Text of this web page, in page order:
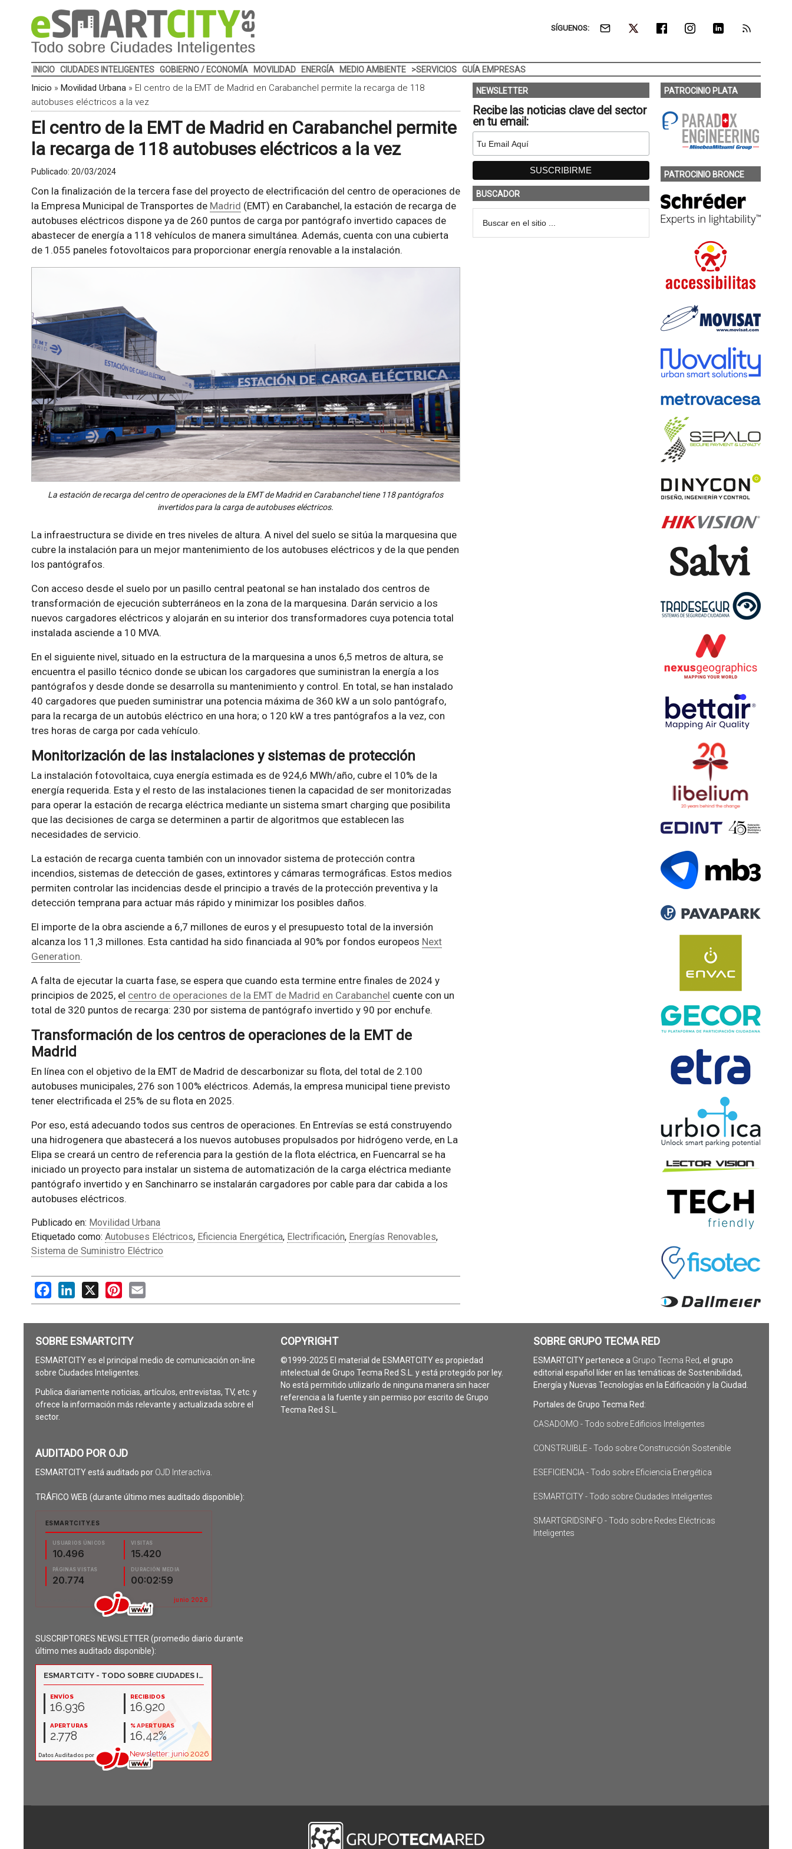
SÍGUENOS:
INICIO CIUDADES INTELIGENTES GOBIERNO / ECONOMÍA MOVILIDAD ENERGÍA MEDIO AMBIENTE >SERVICIOS GUÍA EMPRESAS
Inicio » Movilidad Urbana» El centro de la EMT de Madrid en Carabanchel permite la recarga de 118
autobuses eléctricos a la vez
El centro de la EMT de Madrid en Carabanchel permite
la recarga de 118 autobuses eléctricos a la vez
Publicado: 20/03/2024
Con la finalización de la tercera fase del proyecto de electrificación del centro de operaciones de
la Empresa Municipal de Transportes de Madrid (EMT) en Carabanchel, la estación de recarga de
autobuses eléctricos dispone ya de 260 puntos de carga por pantógrafo invertido capaces de
abastecer de energía a 118 vehículos de manera simultánea. Además, cuenta con una cubierta
de 1.055 paneles fotovoltaicos para proporcionar energía renovable a la instalación.
La estación de recarga del centro de operaciones de la EMT de Madrid en Carabanchel tiene 118 pantógrafos
invertidos para la carga de autobuses eléctricos.
La infraestructura se divide en tres niveles de altura. A nivel del suelo se sitúa la marquesina que
cubre la instalación para un mejor mantenimiento de los autobuses eléctricos y de la que penden
los pantógrafos.
Con acceso desde el suelo por un pasillo central peatonal se han instalado dos centros de
transformación de ejecución subterráneos en la zona de la marquesina. Darán servicio a los
nuevos cargadores eléctricos y alojarán en su interior dos transformadores cuya potencia total
instalada asciende a 10 MVA.
En el siguiente nivel, situado en la estructura de la marquesina a unos 6,5 metros de altura, se
encuentra el pasillo técnico donde se ubican los cargadores que suministran la energía a los
pantógrafos y desde donde se desarrolla su mantenimiento y control. En total, se han instalado
40 cargadores que pueden suministrar una potencia máxima de 360 kW a un solo pantógrafo,
para la recarga de un autobús eléctrico en una hora; o 120 kW a tres pantógrafos a la vez, con
tres horas de carga por cada vehículo.
Monitorización de las instalaciones y sistemas de protección
La instalación fotovoltaica, cuya energía estimada es de 924,6 MWh/año, cubre el 10% de la
energía requerida. Esta y el resto de las instalaciones tienen la capacidad de ser monitorizadas
para operar la estación de recarga eléctrica mediante un sistema smart charging que posibilita
que las decisiones de carga se determinen a partir de algoritmos que establecen las
necesidades de servicio.
La estación de recarga cuenta también con un innovador sistema de protección contra
incendios, sistemas de detección de gases, extintores y cámaras termográficas. Estos medios
permiten controlar las incidencias desde el principio a través de la protección preventiva y la
detección temprana para actuar más rápido y minimizar los posibles daños.
El importe de la obra asciende a 6,7 millones de euros y el presupuesto total de la inversión
alcanza los 11,3 millones. Esta cantidad ha sido financiada al 90% por fondos europeos Next
Generation.
A falta de ejecutar la cuarta fase, se espera que cuando esta termine entre finales de 2024 y
principios de 2025, el centro de operaciones de la EMT de Madrid en Carabanchel cuente con un
total de 320 puntos de recarga: 230 por sistema de pantógrafo invertido y 90 por enchufe.
Transformación de los centros de operaciones de la EMT de
Madrid
En línea con el objetivo de la EMT de Madrid de descarbonizar su flota, del total de 2.100
autobuses municipales, 276 son 100% eléctricos. Además, la empresa municipal tiene previsto
tener electrificada el 25% de su flota en 2025.
Por eso, está adecuando todos sus centros de operaciones. En Entrevías se está construyendo
una hidrogenera que abastecerá a los nuevos autobuses propulsados por hidrógeno verde, en La
Elipa se creará un centro de referencia para la gestión de la flota eléctrica, en Fuencarral se ha
iniciado un proyecto para instalar un sistema de automatización de la carga eléctrica mediante
pantógrafo invertido y en Sanchinarro se instalarán cargadores por cable para dar cabida a los
autobuses eléctricos.
Publicado en: Movilidad Urbana
Etiquetado como: Autobuses Eléctricos, Eficiencia Energética, Electrificación, Energías Renovables,
Sistema de Suministro Eléctrico
FacebookLinkedIn
X PinterestEmail
NEWSLETTER
Recibe las noticias clave del sector
en tu email:
BUSCADOR
PATROCINIO PLATA
PATROCINIO BRONCE
SOBRE ESMARTCITY
ESMARTCITY es el principal medio de comunicación on-line
sobre Ciudades Inteligentes.
Publica diariamente noticias, artículos, entrevistas, TV, etc. y
ofrece la información más relevante y actualizada sobre el
sector.
AUDITADO POR OJD
ESMARTCITY está auditado por OJD Interactiva
TRÁFICO WEB (durante último mes auditado disponible):
SUSCRIPTORES NEWSLETTER (promedio diario durante
último mes auditado disponible):
COPYRIGHT
©1999-2025 El material de ESMARTCITY es propiedad
intelectual de Grupo Tecma Red S.L. y está protegido por ley.
No está permitido utilizarlo de ninguna manera sin hacer
referencia a la fuente y sin permiso por escrito de Grupo
Tecma Red S.L.
SOBRE GRUPO TECMA RED
ESMARTCITY pertenece a Grupo Tecma Red, el grupo
editorial español líder en las temáticas de Sostenibilidad,
Energía y Nuevas Tecnologías en la Edificación y la Ciudad.
Portales de Grupo Tecma Red:
CASADOMO - Todo sobre Edificios Inteligentes
CONSTRUIBLE - Todo sobre Construcción Sostenible
ESEFICIENCIA - Todo sobre Eficiencia Energética
ESMARTCITY - Todo sobre Ciudades Inteligentes
SMARTGRIDSINFO - Todo sobre Redes Eléctricas
Inteligentes